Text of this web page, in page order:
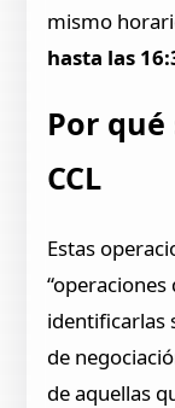
mismo
hasta las
Por
CCL
Estas
“operaciones
identificarlas
de
de aquellas